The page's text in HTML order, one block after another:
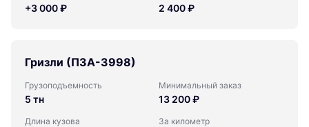
+3 000 ₽ 2 400 ₽
Гризли (ПЗА-3998)
Грузоподъемность
5 тн
Минимальный заказ
13 200 ₽
Длина кузова За километр